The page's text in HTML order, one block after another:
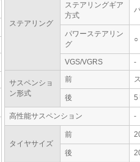
ステアリング
ステアリングギア
方式
パワーステアリン
グ
○
VGS/VGRS -
サスペンショ
ン形式
前
後 5
高性能サスペンション -
タイヤサイズ
前
後